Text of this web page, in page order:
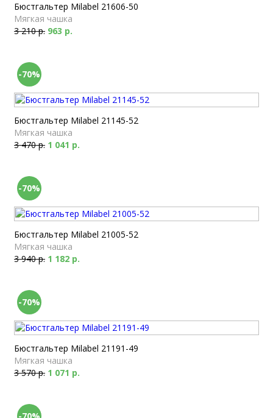
Бюстгальтер Milabel 21606-50
Мягкая чашка
3 210 р. 963 р.
-70%
Бюстгальтер Milabel 21145-52
Мягкая чашка
3 470 р. 1 041 р.
-70%
Бюстгальтер Milabel 21005-52
Мягкая чашка
3 940 р. 1 182 р.
-70%
Бюстгальтер Milabel 21191-49
Мягкая чашка
3 570 р. 1 071 р.